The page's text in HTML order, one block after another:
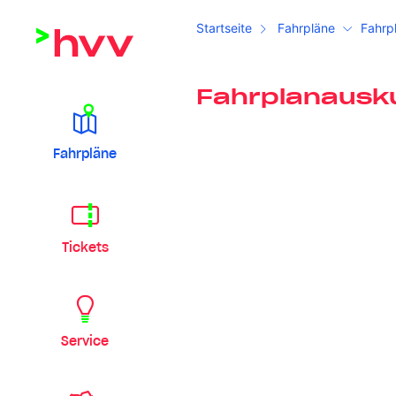
Startseite Fahrpläne
Fahrpläne
Tickets
Service